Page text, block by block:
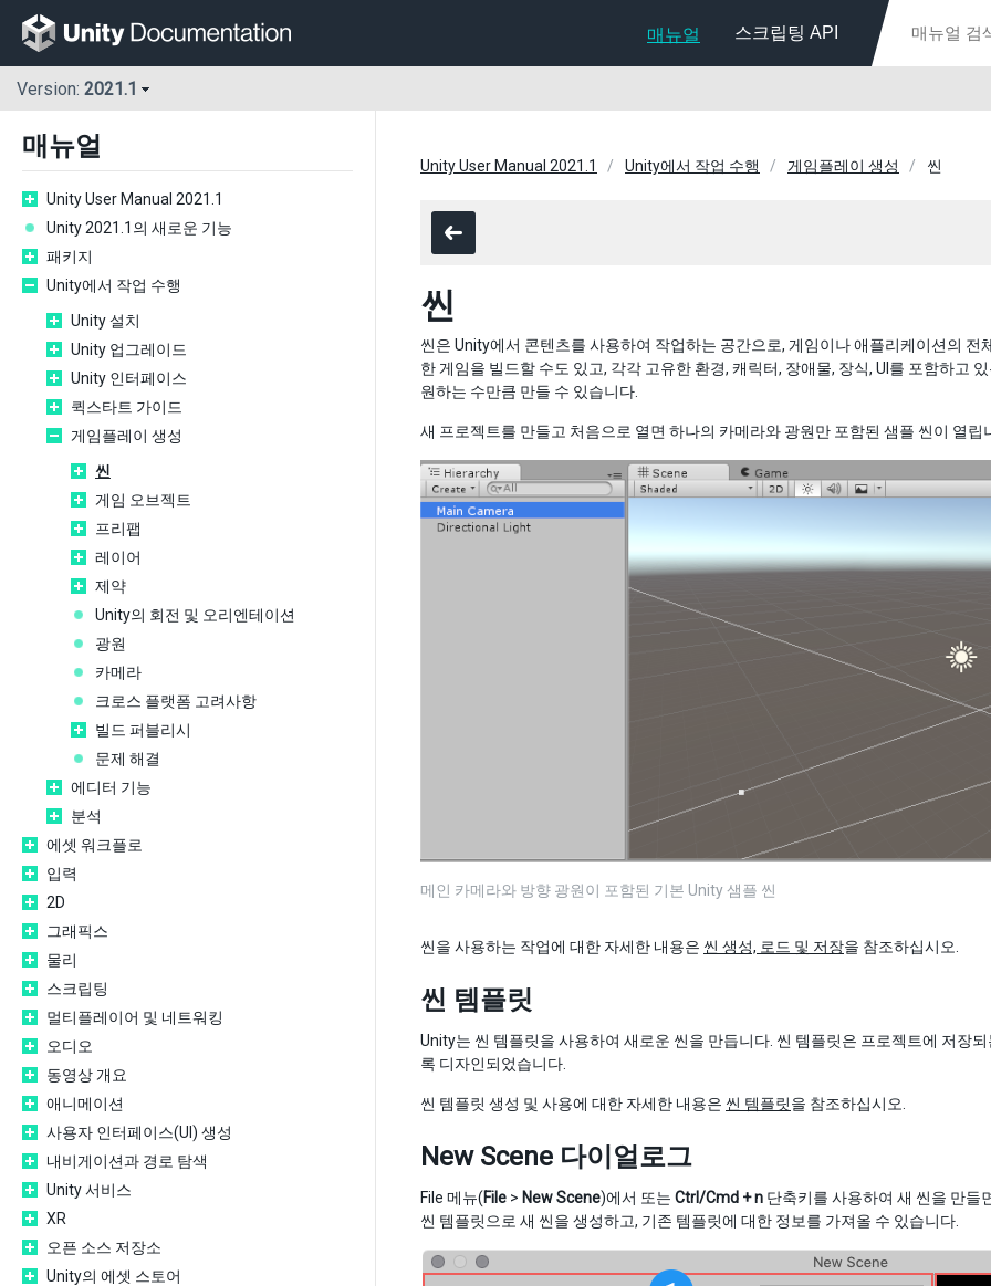
매뉴얼 스크립팅 API
Version: 2021.1
매뉴얼
Unity User Manual 2021.1
Unity 2021.1의 새로운 기능
패키지
Unity에서 작업 수행
Unity 설치
Unity 업그레이드
Unity 인터페이스
퀵스타트 가이드
게임플레이 생성
씬
게임 오브젝트
프리팹
레이어
제약
Unity의 회전 및 오리엔테이션
광원
카메라
크로스 플랫폼 고려사항
빌드 퍼블리시
문제 해결
에디터 기능
분석
에셋 워크플로
입력
2D
그래픽스
물리
스크립팅
멀티플레이어 및 네트워킹
오디오
동영상 개요
애니메이션
사용자 인터페이스(UI) 생성
내비게이션과 경로 탐색
Unity 서비스
XR
오픈 소스 저장소
Unity의 에셋 스토어
Unity User Manual 2021.1 Unity에서 작업 수행 게임플레이 생성 씬
씬
씬은 Unity에서 콘텐츠를 사용하여 작업하는 공간으로, 게임이나 애플리케이션의
한 게임을 빌드할 수도 있고, 각각 고유한 환경, 캐릭터, 장애물, 장식, UI를 포함하고
원하는 수만큼 만들 수 있습니다.
새 프로젝트를 만들고 처음으로 열면 하나의 카메라와 광원만 포함된 샘플 씬이 열립
메인 카메라와 방향 광원이 포함된 기본 Unity 샘플 씬
씬을 사용하는 작업에 대한 자세한 내용은 씬 생성, 로드 및 저장을 참조하십시오.
씬 템플릿
Unity는 씬 템플릿을 사용하여 새로운 씬을 만듭니다. 씬 템플릿은 프로젝트에 저장
록 디자인되었습니다.
씬 템플릿 생성 및 사용에 대한 자세한 내용은 씬 템플릿을 참조하십시오.
New Scene 다이얼로그
File 메뉴(File > New Scene)에서 또는 Ctrl/Cmd + n 단축키를 사용하여 새 씬을 만들
씬 템플릿으로 새 씬을 생성하고, 기존 템플릿에 대한 정보를 가져올 수 있습니다.